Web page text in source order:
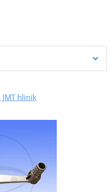
JMT hliník